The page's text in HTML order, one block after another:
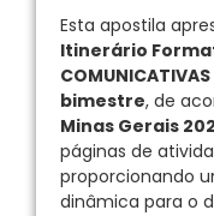
Esta apostila
Itinerário
COMUNICATIVAS
bimestre, de
Minas Gerais
páginas de
proporcionando
dinâmica para o